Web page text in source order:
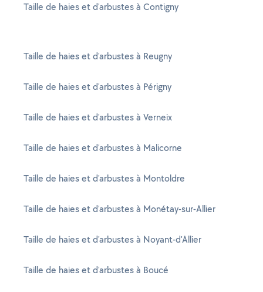
Taille de haies et d'arbustes à Contigny
Taille de haies et d'arbustes à Reugny
Taille de haies et d'arbustes à Périgny
Taille de haies et d'arbustes à Verneix
Taille de haies et d'arbustes à Malicorne
Taille de haies et d'arbustes à Montoldre
Taille de haies et d'arbustes à Monétay-sur-Allier
Taille de haies et d'arbustes à Noyant-d'Allier
Taille de haies et d'arbustes à Boucé